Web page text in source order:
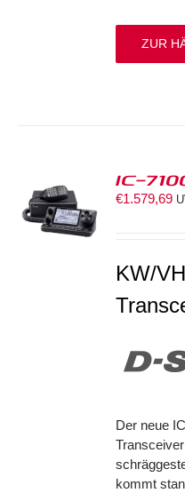
ZUR
IC-
€1.579,69
KW/
Der neue
kommt